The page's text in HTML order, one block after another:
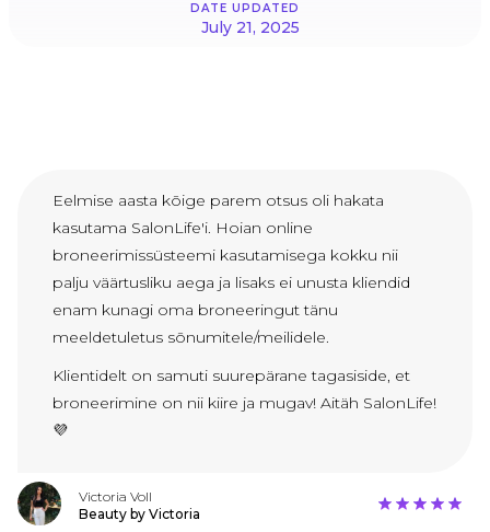
DATE UPDATED
July 21, 2025
Eelmise aasta kõige parem otsus oli hakata
kasutama SalonLife'i. Hoian online
broneerimissüsteemi kasutamisega kokku nii
palju väärtusliku aega ja lisaks ei unusta kliendid
enam kunagi oma broneeringut tänu
meeldetuletus sõnumitele/meilidele.
Klientidelt on samuti suurepärane tagasiside, et
broneerimine on nii kiire ja mugav! Aitäh SalonLife!
💜
Victoria Voll
Beauty by Victoria